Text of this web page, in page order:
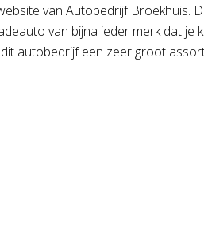
van Autobedrijf Broekhuis.
van bijna ieder merk dat je
autobedrijf een zeer groot